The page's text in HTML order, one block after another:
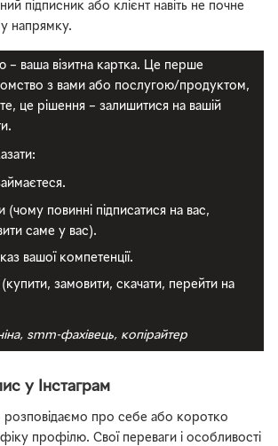
підписник або клієнт навіть не почне
напрямку.
ваша візитна картка. Це перше
з вами або послугою/продуктом,
це рішення – залишитися на вашій
(чому повинні підписатися на вас,
саме у вас).
вашої компетенції.
(купити, замовити, скачати, перейти на
smm-фахівець, копірайтер
у Інстаграм
розповідаємо про себе або коротко
профілю. Свої переваги і особливості